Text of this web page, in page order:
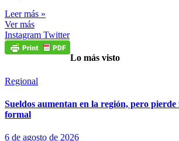
Leer más »
Ver más
Instagram Twitter
Lo más visto
Regional
Sueldos aumentan en la región, pero pierde
formal
6 de agosto de 2026